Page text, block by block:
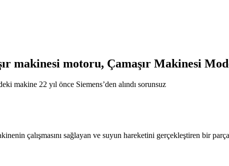
makinesi motoru, Çamaşır Makinesi
makine 22 yıl önce Siemens’den alındı sorunsuz
çalışmasını sağlayan ve suyun hareketini gerçekleştiren bir